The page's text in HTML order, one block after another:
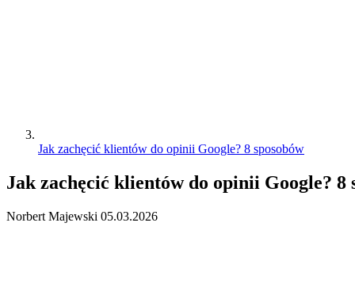
Jak zachęcić klientów do opinii Google? 8 sposobów
Jak zachęcić klientów do opinii Google? 8
Norbert Majewski 05.03.2026